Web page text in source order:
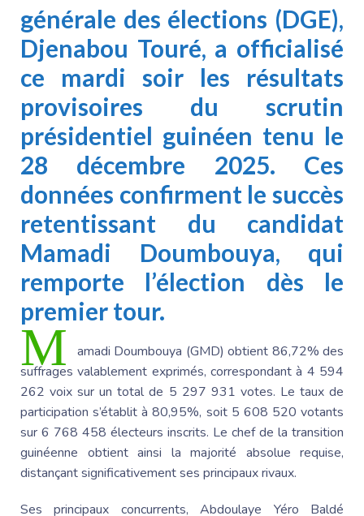
générale des élections (DGE),
Djenabou Touré, a officialisé
ce mardi soir les résultats
provisoires du scrutin
présidentiel guinéen tenu le
28 décembre 2025. Ces
données confirment le succès
retentissant du candidat
Mamadi Doumbouya, qui
remporte l’élection dès le
premier tour.
M amadi Doumbouya (GMD) obtient 86,72% des
suffrages valablement exprimés, correspondant à 4 594
262 voix sur un total de 5 297 931 votes. Le taux de
participation s’établit à 80,95%, soit 5 608 520 votants
sur 6 768 458 électeurs inscrits. Le chef de la transition
guinéenne obtient ainsi la majorité absolue requise,
distançant significativement ses principaux rivaux.
Ses principaux concurrents,Abdoulaye Yéro Baldé